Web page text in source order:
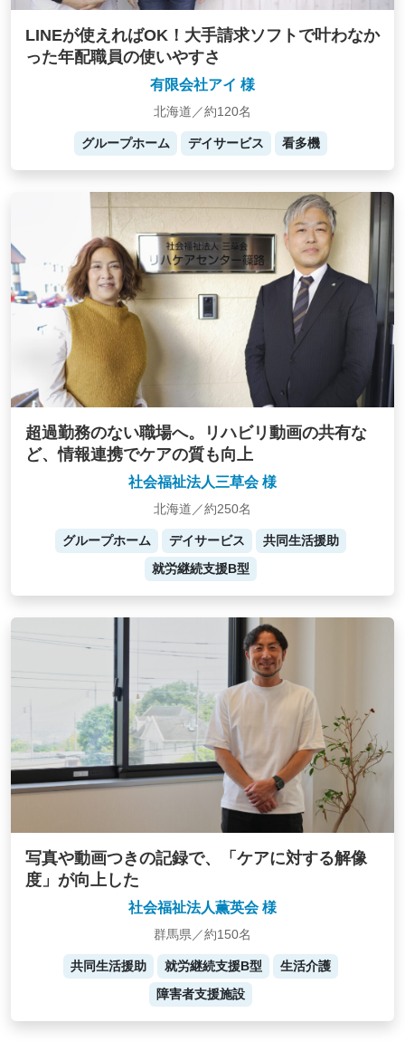
LINEが使えればOK！大手請求ソフトで叶わなか
った年配職員の使いやすさ
有限会社アイ 様
北海道／約120名
グループホーム デイサービス 看多機
超過勤務のない職場へ。リハビリ動画の共有な
ど、情報連携でケアの質も向上
社会福祉法人三草会 様
北海道／約250名
グループホーム デイサービス
共同生活援助
就労継続支援B型
写真や動画つきの記録で、「ケアに対する解像
度」が向上した
社会福祉法人薫英会 様
群馬県／約150名
共同生活援助 就労継続支援B型
生活介護
障害者支援施設